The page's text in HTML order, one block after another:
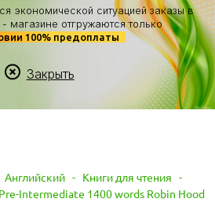
экономической ситуацией заказы в
магазине отгружаются только
100% предоплаты
Закрыть
Английский - Книги для чтения -
Intermediate 1400 words Robin Hood